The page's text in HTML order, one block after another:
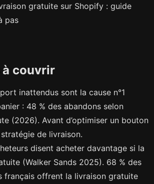
gratuite sur Shopify : guide
pas
à couvrir
inattendus sont la cause n°1
: 48 % des abandons selon
(2026). Avant d’optimiser un bouton
de livraison.
disent acheter davantage si la
(Walker Sands 2025). 68 % des
français offrent la livraison gratuite